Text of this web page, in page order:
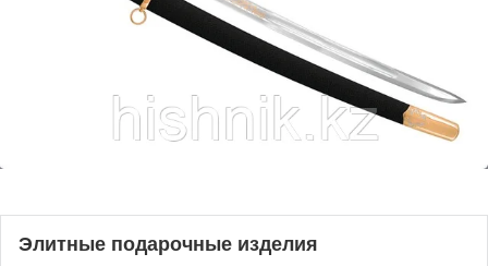
Элитные подарочные изделия